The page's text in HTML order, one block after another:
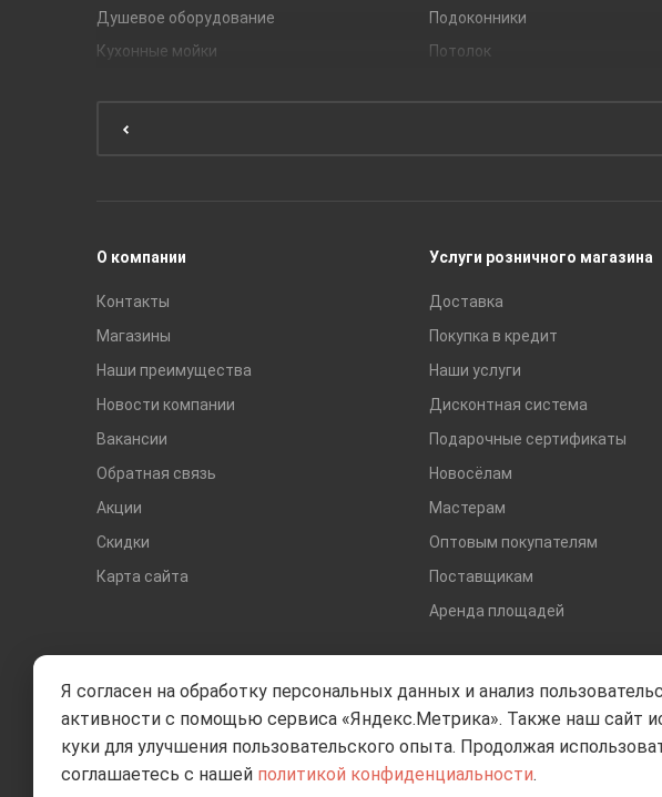
Душевое оборудование
Кухонные мойки
Подоконники
Потолок
О компании
Контакты
Магазины
Наши преимущества
Новости компании
Вакансии
Обратная связь
Акции
Скидки
Карта сайта
Услуги розничного магазина
Доставка
Покупка в кредит
Наши услуги
Дисконтная система
Подарочные сертификаты
Новосёлам
Мастерам
Оптовым покупателям
Поставщикам
Аренда площадей
Я согласен на обработку персональных данных и анализ
активности с помощью сервиса «Яндекс.Метрика». Также наш сайт
куки для улучшения пользовательского опыта. Продолжая
соглашаетесь с нашей политикой конфиденциальности.